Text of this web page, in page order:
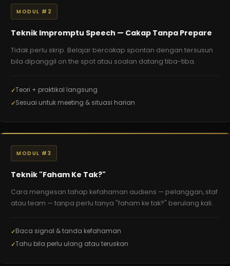
MODUL #2
Teknik Impromptu Speech — Cakap Tanpa Prepare
Tidak perlu skrip. Belajar bercakap spontan dengan tersusun
bila dipanggil on the spot atau soalan datang tiba-tiba.
Teori + praktikal langsung
Sesuai untuk meeting & situasi harian
MODUL #3
Teknik "Faham Ke Tak?"
Cara mengesan tahap kefahaman audiens — pelanggan, staf
atau team — tanpa perlu tanya "faham ke tak?" berulang kali.
Baca signal & tanda kefahaman
Tahu bila perlu ulang atau teruskan